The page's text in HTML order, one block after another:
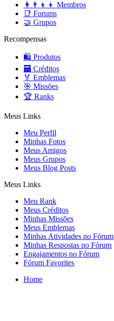
👩‍👨‍👦‍👦 Membros
📑 Forums
🤝 Grupos
Recompensas
🛍️ Produtos
🏧 Créditos
🏅 Emblemas
🎯 Missões
🏆 Ranks
Meus Links
Meu Perfil
Minhas Fotos
Meus Amigos
Meus Grupos
Meus Blog Posts
Meus Links
Meu Rank
Meus Créditos
Minhas Missões
Meus Emblemas
Minhas Atividades no Fórum
Minhas Respostas no Fórum
Engajamentos no Fórum
Fórum Favorites
Home